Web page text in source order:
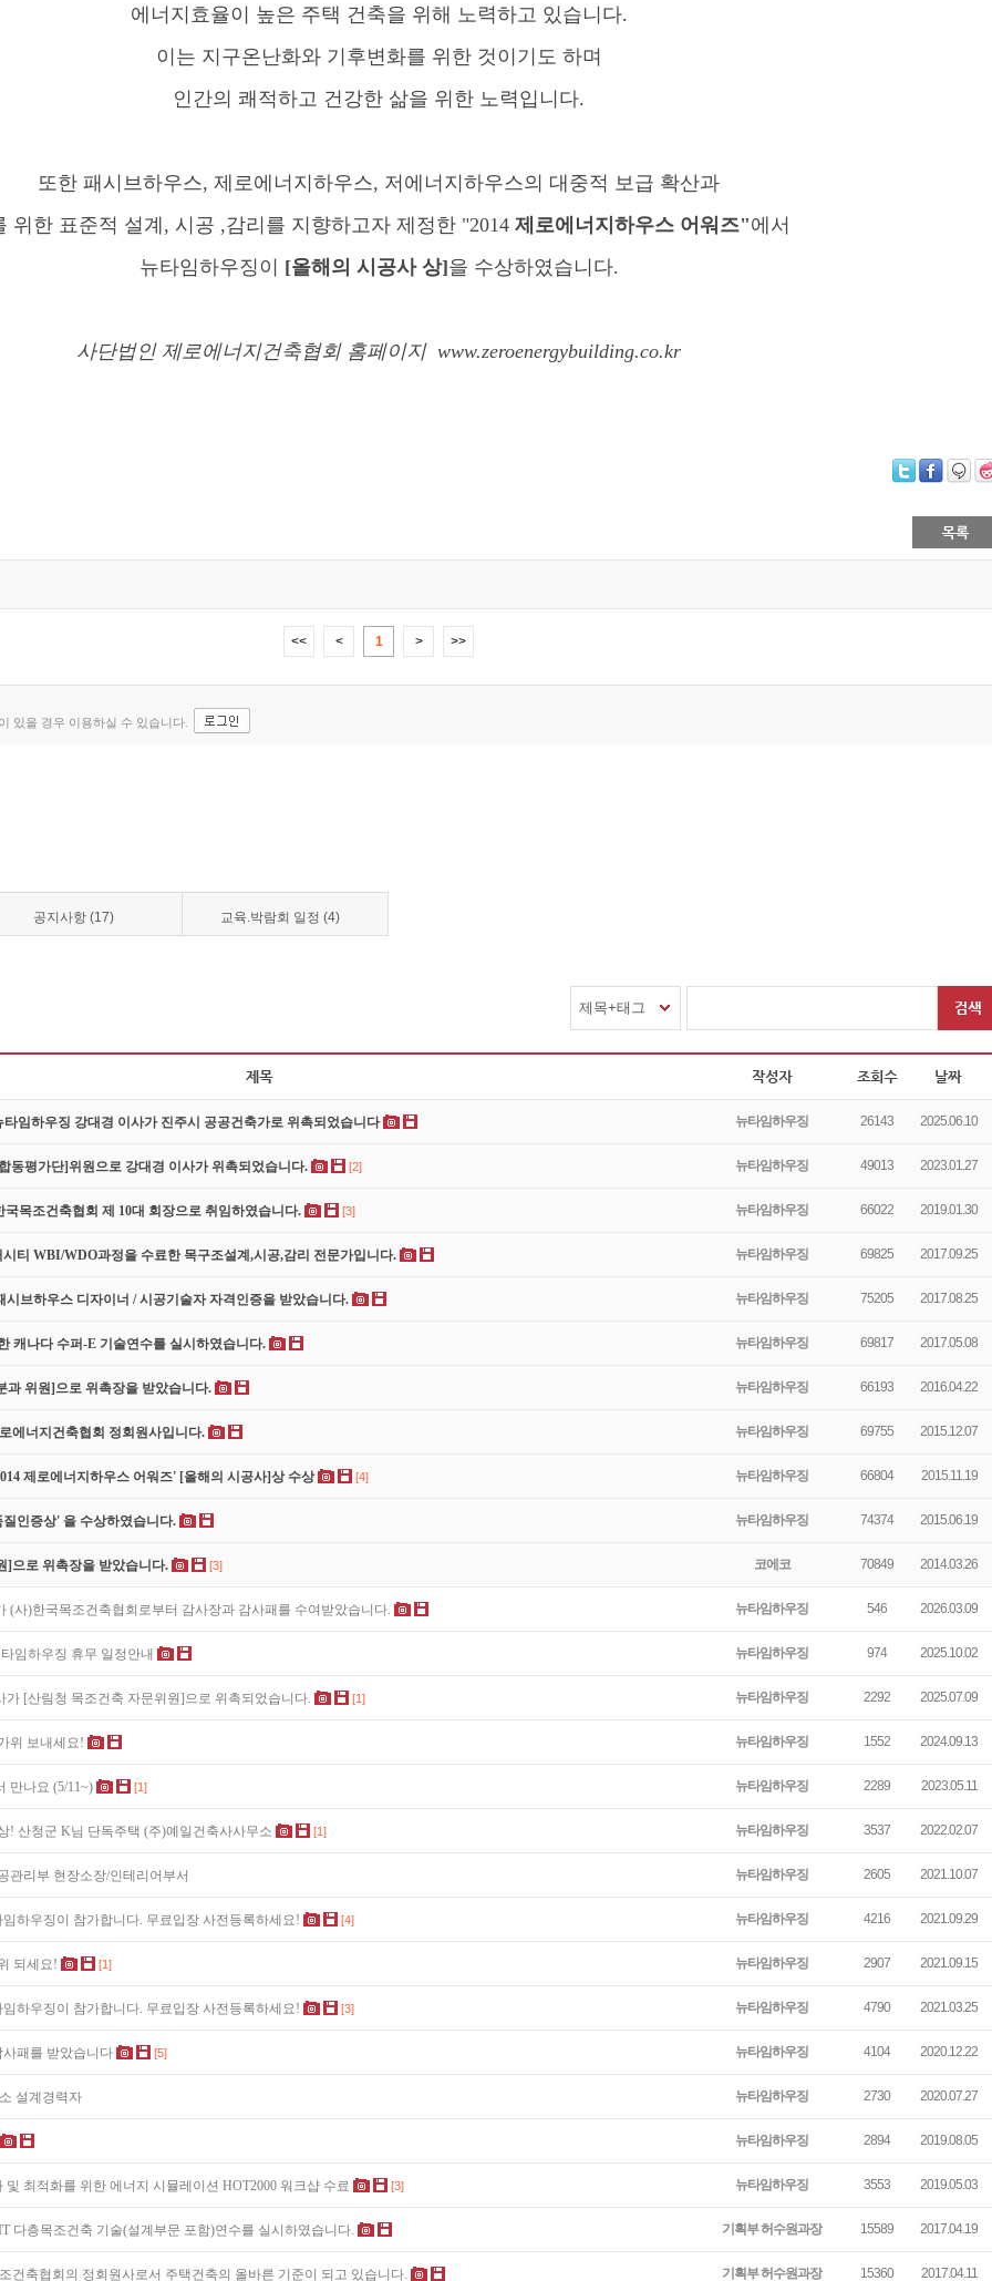
에너지효율이 높은 주택 건축을 위해 노력하고 있습니다.
이는 지구온난화와 기후변화를 위한 것이기도 하며
인간의 쾌적하고 건강한 삶을 위한 노력입니다.
또한 패시브하우스, 제로에너지하우스, 저에너지하우스의 대중적 보급 확산과
위한 표준적 설계, 시공 ,감리를 지향하고자 제정한 "2014 제로에너지하우스 어워즈"에서
뉴타임하우징이
[올해의 시공사 상]을 수상하였습니다.
사단법인 제로에너지건축협회 홈페이지 www.zeroenergybuilding.co.kr
공지사항 (17) 교육.박람회 일정 (4)
제목+태그
임하우징 강대경 이사가 진주시 공공건축가로 위촉되었습니다 뉴타임하우징 26143 2025.06.10
동평가단]위원으로 강대경 이사가 위촉되었습니다. [2] 뉴타임하우징 49013 2023.01.27
목조건축협회 제 10대 회장으로 취임하였습니다. [3] 뉴타임하우징 66022 2019.01.30
티 WBI/WDO과정을 수료한 목구조설계,시공,감리 전문가입니다. 뉴타임하우징 69825 2017.09.25
브하우스 디자이너 / 시공기술자 자격인증을 받았습니다. 뉴타임하우징 75205 2017.08.25
캐나다 수퍼-E 기술연수를 실시하였습니다. 뉴타임하우징 69817 2017.05.08
과 위원]으로 위촉장을 받았습니다. 뉴타임하우징 66193 2016.04.22
에너지건축협회 정회원사입니다. 뉴타임하우징 69755 2015.12.07
제로에너지하우스 어워즈' [올해의 시공사]상 수상 [4] 뉴타임하우징 66804 2015.11.19
인증상' 을 수상하였습니다. 뉴타임하우징 74374 2015.06.19
]으로 위촉장을 받았습니다. [3] 코에코 70849 2014.03.26
(사)한국목조건축협회로부터 감사장과 감사패를 수여받았습니다. 뉴타임하우징 546 2026.03.09
임하우징 휴무 일정안내 뉴타임하우징 974 2025.10.02
가 [산림청 목조건축 자문위원]으로 위촉되었습니다. [1] 뉴타임하우징 2292 2025.07.09
위 보내세요! 뉴타임하우징 1552 2024.09.13
만나요 (5/11~) [1] 뉴타임하우징 2289 2023.05.11
! 산청군 K님 단독주택 (주)예일건축사사무소 [1] 뉴타임하우징 3537 2022.02.07
관리부 현장소장/인테리어부서 뉴타임하우징 2605 2021.10.07
하우징이 참가합니다. 무료입장 사전등록하세요! [4] 뉴타임하우징 4216 2021.09.29
되세요! [1] 뉴타임하우징 2907 2021.09.15
하우징이 참가합니다. 무료입장 사전등록하세요! [3] 뉴타임하우징 4790 2021.03.25
패를 받았습니다 [5] 뉴타임하우징 4104 2020.12.22
설계경력자 뉴타임하우징 2730 2020.07.27
뉴타임하우징 2894 2019.08.05
최적화를 위한 에너지 시뮬레이션 HOT2000 워크샵 수료 [3] 뉴타임하우징 3553 2019.05.03
다층목조건축 기술(설계부문 포함)연수를 실시하였습니다. 기획부 허수원과장 15589 2017.04.19
건축협회의 정회원사로서 주택건축의 올바른 기준이 되고 있습니다. 기획부 허수원과장 15360 2017.04.11